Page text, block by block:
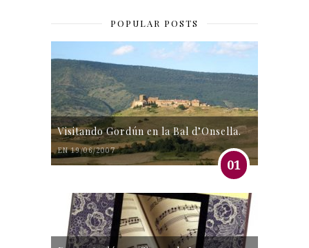
POPULAR POSTS
Visitando Gordún en la Bal d’Onsella.
EN 19/06/2007
01